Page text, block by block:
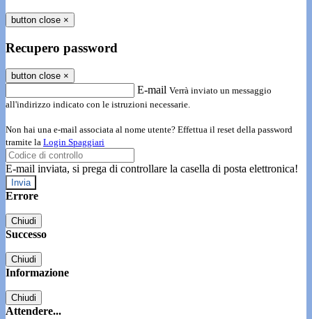
button close ×
Recupero password
button close ×
E-mail Verrà inviato un messaggio
all'indirizzo indicato con le istruzioni necessarie.
Non hai una e-mail associata al nome utente? Effettua il reset della password
tramite la Login Spaggiari
E-mail inviata, si prega di controllare la casella di posta elettronica!
Errore
Chiudi
Successo
Chiudi
Informazione
Chiudi
Attendere...